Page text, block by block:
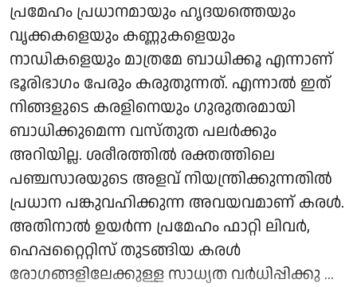
പ്രമേഹം പ്രധാനമായും ഹൃദയത്തെയും
വൃക്കകളെയും കണ്ണുകളെയും
നാഡികളെയും മാത്രമേ ബാധിക്കൂ എന്നാണ്
ഭൂരിഭാഗം പേരും കരുതുന്നത്. എന്നാൽ ഇത്
നിങ്ങളുടെ കരളിനെയും ഗുരുതരമായി
ബാധിക്കുമെന്ന വസ്തുത പലർക്കും
അറിയില്ല. ശരീരത്തിൽ രക്തത്തിലെ
പഞ്ചസാരയുടെ അളവ് നിയന്ത്രിക്കുന്നതിൽ
പ്രധാന പങ്കുവഹിക്കുന്ന അവയവമാണ് കരൾ.
അതിനാൽ ഉയർന്ന പ്രമേഹം ഫാറ്റി ലിവർ,
ഹെപ്പറ്റൈറ്റിസ് തുടങ്ങിയ കരൾ
രോഗങ്ങളിലേക്കുള്ള സാധ്യത വർധിപ്പിക്കു ...